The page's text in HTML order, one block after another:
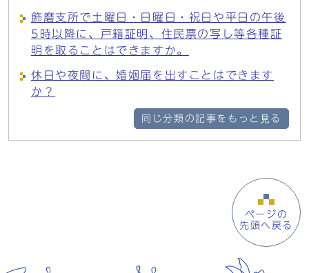
飾磨支所で土曜日・日曜日・祝日や平日の午後
5時以降に、戸籍証明、住民票の写し等各種証
明を取ることはできますか。
休日や夜間に、婚姻届を出すことはできます
か？
同じ分類の記事をもっと見る
ページの
先頭へ戻る